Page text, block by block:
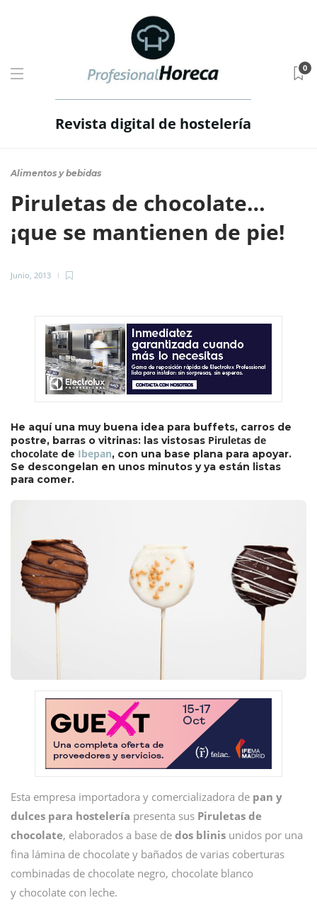
Revista digital de hostelería
0
Alimentos y bebidas
Piruletas de chocolate…
¡que se mantienen de pie!
Junio, 2013
He aquí una muy buena idea para buffets, carros de
postre, barras o vitrinas: las vistosas Piruletas de
chocolate de Ibepan, con una base plana para apoyar.
Se descongelan en unos minutos y ya están listas
para comer.
Esta empresa importadora y comercializadora de pan y
dulces para hostelería presenta sus Piruletas de
chocolate, elaborados a base de dos blinis unidos por una
fina lámina de chocolate y bañados de varias coberturas
combinadas de chocolate negro, chocolate blanco
y chocolate con leche.